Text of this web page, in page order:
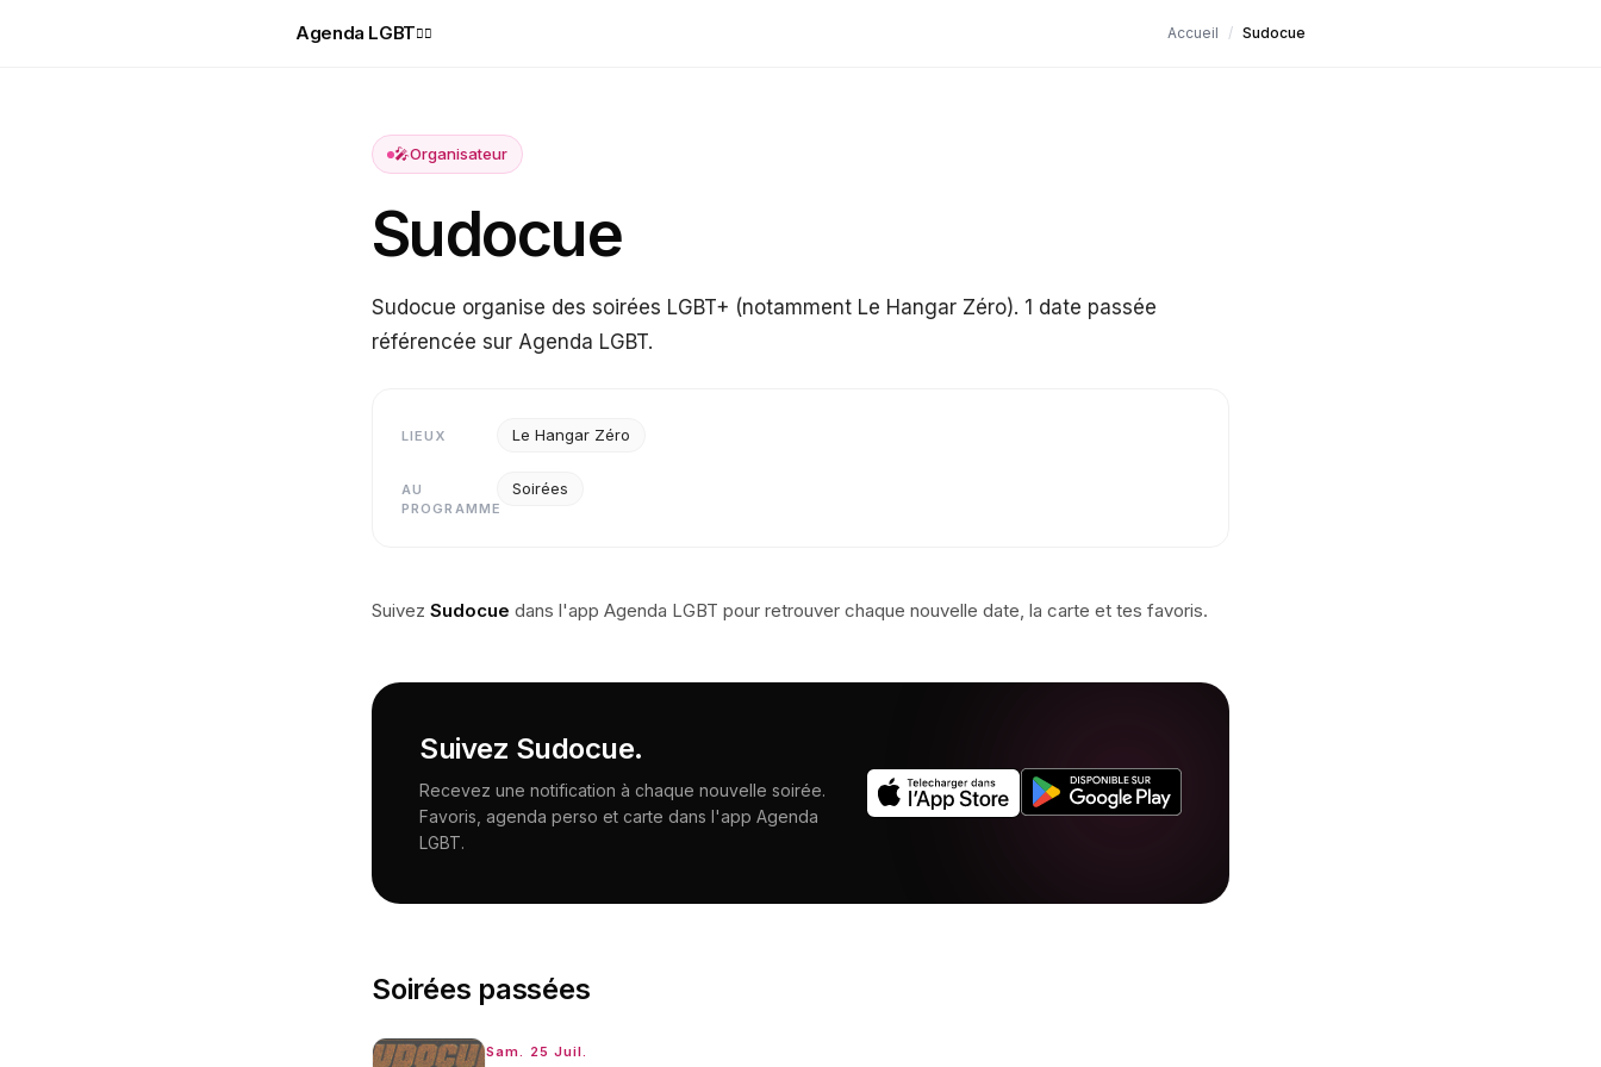
Agenda LGBT🏳️‍🌈 Accueil / Sudocue
🎤Organisateur
Sudocue
Sudocue organise des soirées LGBT+ (notamment Le Hangar Zéro). 1 date passée
référencée sur Agenda LGBT.
LIEUX Le Hangar Zéro
AU
PROGRAMME
Soirées
Suivez Sudocue dans l'app Agenda LGBT pour retrouver chaque nouvelle date, la carte et tes favoris.
Suivez Sudocue.
Recevez une notification à chaque nouvelle soirée.
Favoris, agenda perso et carte dans l'app Agenda
LGBT.
Soirées passées
Sam. 25 Juil.